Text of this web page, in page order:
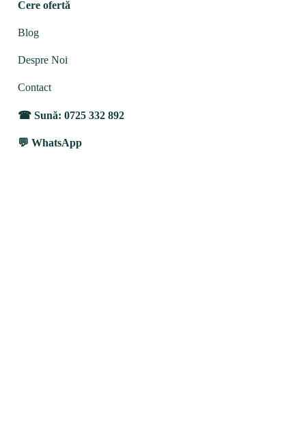
Cere ofertă
Blog
Despre Noi
Contact
Sună: 0725 332 892
WhatsApp